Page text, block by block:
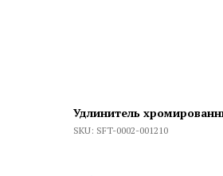
Удлинитель
SKU: SFT-0002-001210